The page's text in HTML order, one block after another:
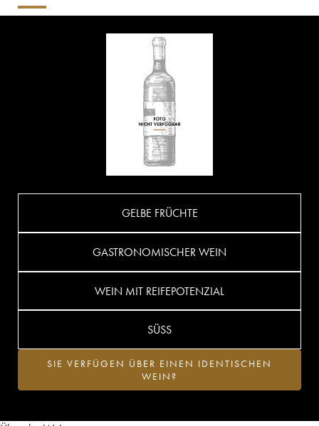
GELBE FRÜCHTE
GASTRONOMISCHER WEIN
WEIN MIT REIFEPOTENZIAL
SÜSS
SIE VERFÜGEN ÜBER EINEN IDENTISCHEN
WEIN?